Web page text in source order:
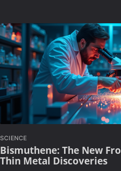
SCIENCE
Bismuthene: The New
Thin Metal Discoveries